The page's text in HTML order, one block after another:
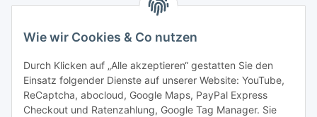
Wie wir Cookies & Co nutzen
Durch Klicken auf „Alle akzeptieren“ gestatten Sie den
Einsatz folgender Dienste auf unserer Website: YouTube,
ReCaptcha, abocloud, Google Maps, PayPal Express
Checkout und Ratenzahlung, Google Tag Manager. Sie